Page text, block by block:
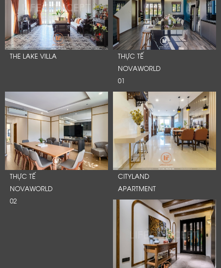
THE LAKE VILLA
THỰC TẾ
NOVAWORLD
01
THỰC TẾ
NOVAWORLD
02
CITYLAND
APARTMENT